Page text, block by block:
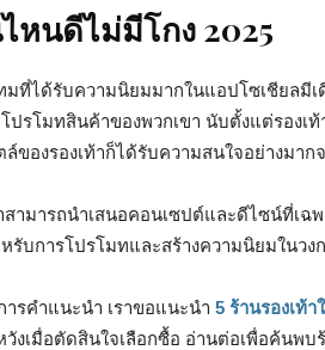
หนดีไม่มีโกง 2025
มที่ได้รับความนิยมมากในแอปโซเชียลมีเ
รโมทสินค้าของพวกเขา นับตั้งแต่รองเ
ของรองเท้าก็ได้รับความสนใจอย่างมาก
ามารถนำเสนอคอนเซปต์และดีไซน์ที่เฉ
รับการโปรโมทและสร้างความนิยมในว
รคำแนะนำ เราขอแนะนำ 5 ร้านรองเท้า
เมื่อตัดสินใจเลือกซื้อ อ่านต่อเพื่อค้นพบ